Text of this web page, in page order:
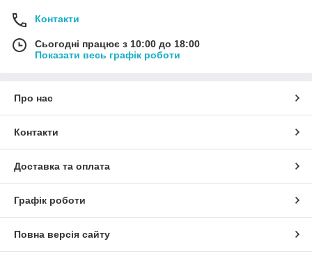
Контакти
Сьогодні працює з 10:00 до 18:00
Показати весь графік роботи
Про нас
Контакти
Доставка та оплата
Графік роботи
Повна версія сайту